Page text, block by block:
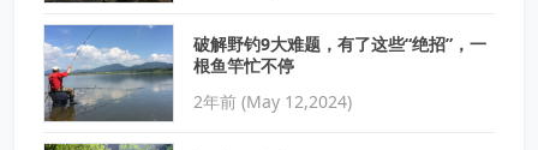
破解野钓9大难题，有了这些“绝招”，一
根鱼竿忙不停
2年前 (May 12,2024)